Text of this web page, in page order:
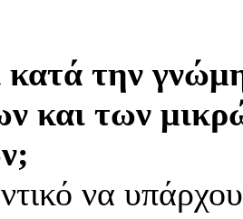
κατά την
και των
να